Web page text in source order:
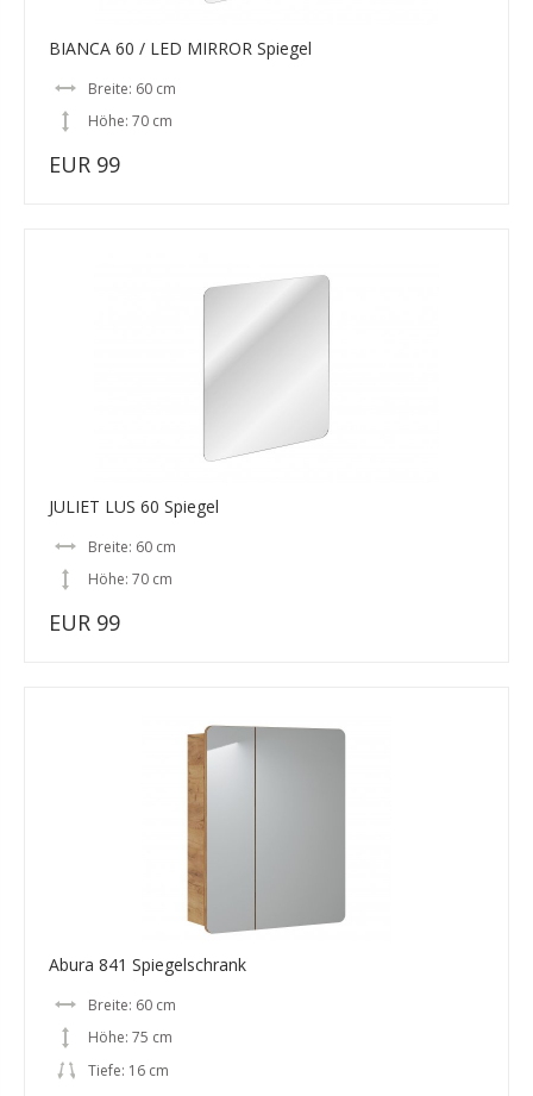
BIANCA 60 / LED MIRROR Spiegel
Breite: 60 cm
Höhe: 70 cm
EUR 99
JULIET LUS 60 Spiegel
Breite: 60 cm
Höhe: 70 cm
EUR 99
Abura 841 Spiegelschrank
Breite: 60 cm
Höhe: 75 cm
Tiefe: 16 cm